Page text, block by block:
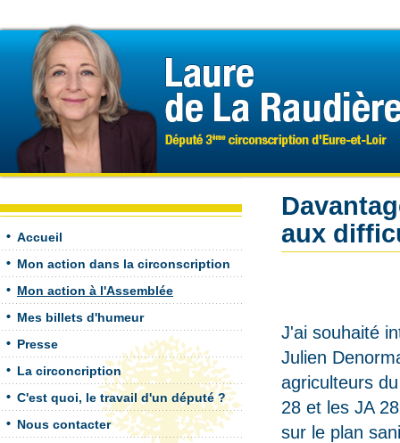
Accueil
Mon action dans la circonscription
Mon action à l'Assemblée
Mes billets d'humeur
Presse
La circoncription
C'est quoi, le travail d'un député ?
Nous contacter
aux
J'ai souhaité
Julien
agriculteurs
28 et les JA
sur le plan